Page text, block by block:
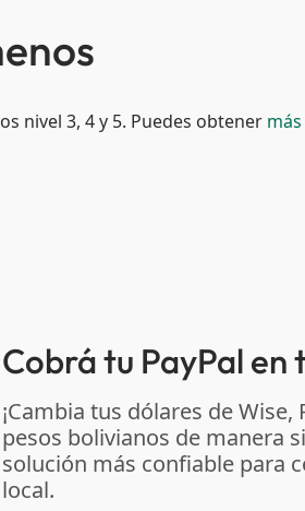
nivel 3, 4 y 5. Puedes obtener
Cobrá tu PayPal
¡Cambia tus dólares de
pesos bolivianos de manera
solución más confiable para
local.